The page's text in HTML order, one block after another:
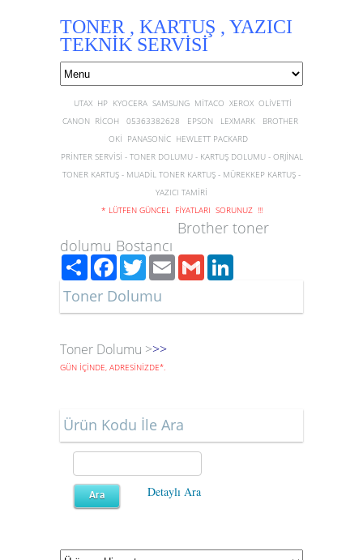
TONER , KARTUŞ , YAZICI
TEKNİK SERVİSİ
UTAX HP KYOCERA SAMSUNG MİTACO XEROX OLİVETTİ
CANON RİCOH 05363382628 EPSON LEXMARK BROTHER
OKİ PANASONİC HEWLETT PACKARD
PRİNTER SERVİSİ - TONER DOLUMU - KARTUŞ DOLUMU - ORJİNAL
TONER KARTUŞ - MUADİL TONER KARTUŞ - MÜREKKEP KARTUŞ -
YAZICI TAMİRİ
* LÜTFEN GÜNCEL FİYATLARI SORUNUZ !!!
Brother toner
dolumu Bostancı
PaylaşFacebook
TwitterEmailGmail
Toner Dolumu
Toner Dolumu >>>
GÜN İÇİNDE, ADRESİNİZDE*.
Ürün Kodu İle Ara
Detaylı Ara